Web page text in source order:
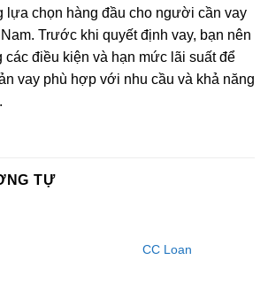
lựa chọn hàng đầu cho người cần vay
Trước khi quyết định vay, bạn nên
điều kiện và hạn mức lãi suất để
vay phù hợp với nhu cầu và khả năng
TỰ
CC Loan